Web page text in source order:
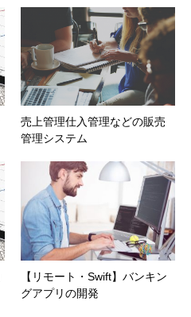
売上管理仕入管理などの販売
管理システム
【リモート・Swift】バンキン
グアプリの開発